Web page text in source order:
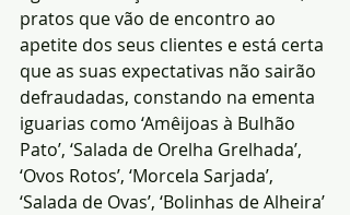
pratos que vão de encontro ao
apetite dos seus clientes e está certa
que as suas expectativas não sairão
defraudadas, constando na ementa
iguarias como ‘Amêijoas à Bulhão
Pato’, ‘Salada de Orelha Grelhada’,
‘Ovos Rotos’, ‘Morcela Sarjada’,
‘Salada de Ovas’, ‘Bolinhas de Alheira’